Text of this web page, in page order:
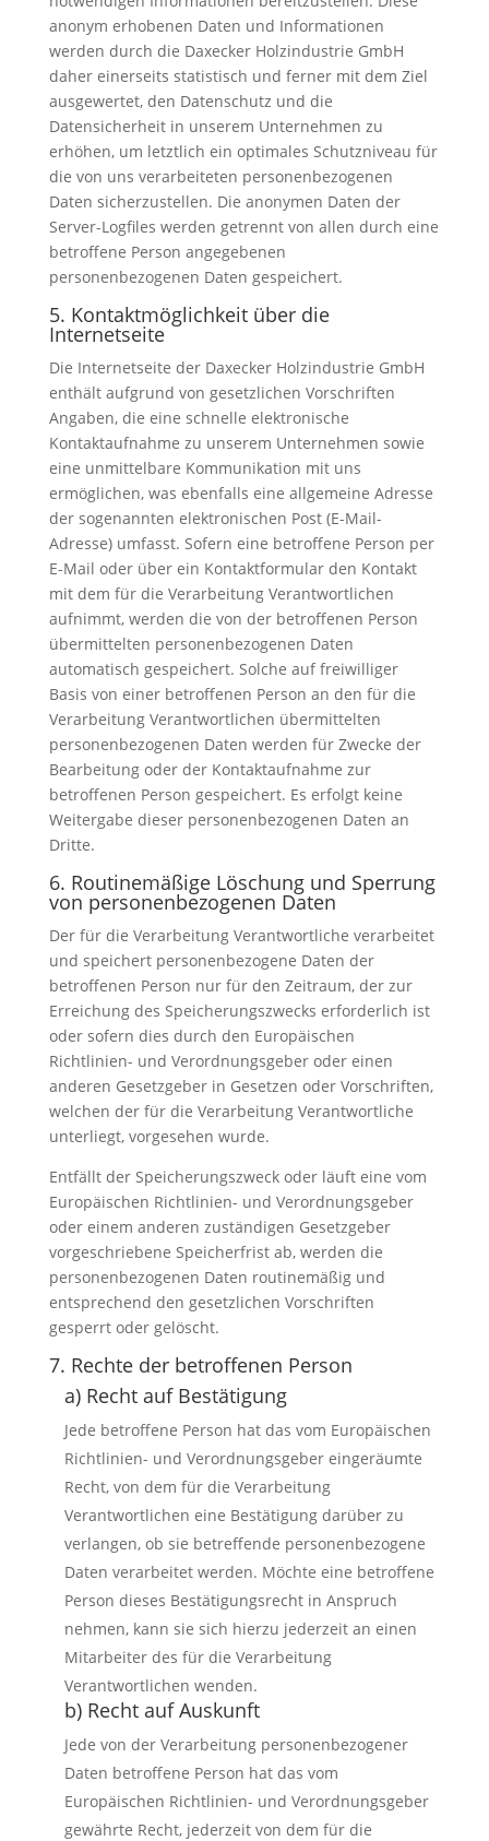
anonym erhobenen Daten und Informationen
werden durch die Daxecker Holzindustrie GmbH
daher einerseits statistisch und ferner mit dem Ziel
ausgewertet, den Datenschutz und die
Datensicherheit in unserem Unternehmen zu
erhöhen, um letztlich ein optimales Schutzniveau für
die von uns verarbeiteten personenbezogenen
Daten sicherzustellen. Die anonymen Daten der
Server-Logfiles werden getrennt von allen durch eine
betroffene Person angegebenen
personenbezogenen Daten gespeichert.
5. Kontaktmöglichkeit über die
Internetseite
Die Internetseite der Daxecker Holzindustrie GmbH
enthält aufgrund von gesetzlichen Vorschriften
Angaben, die eine schnelle elektronische
Kontaktaufnahme zu unserem Unternehmen sowie
eine unmittelbare Kommunikation mit uns
ermöglichen, was ebenfalls eine allgemeine Adresse
der sogenannten elektronischen Post (E-Mail-
Adresse) umfasst. Sofern eine betroffene Person per
E-Mail oder über ein Kontaktformular den Kontakt
mit dem für die Verarbeitung Verantwortlichen
aufnimmt, werden die von der betroffenen Person
übermittelten personenbezogenen Daten
automatisch gespeichert. Solche auf freiwilliger
Basis von einer betroffenen Person an den für die
Verarbeitung Verantwortlichen übermittelten
personenbezogenen Daten werden für Zwecke der
Bearbeitung oder der Kontaktaufnahme zur
betroffenen Person gespeichert. Es erfolgt keine
Weitergabe dieser personenbezogenen Daten an
Dritte.
6. Routinemäßige Löschung und Sperrung
von personenbezogenen Daten
Der für die Verarbeitung Verantwortliche verarbeitet
und speichert personenbezogene Daten der
betroffenen Person nur für den Zeitraum, der zur
Erreichung des Speicherungszwecks erforderlich ist
oder sofern dies durch den Europäischen
Richtlinien- und Verordnungsgeber oder einen
anderen Gesetzgeber in Gesetzen oder Vorschriften,
welchen der für die Verarbeitung Verantwortliche
unterliegt, vorgesehen wurde.
Entfällt der Speicherungszweck oder läuft eine vom
Europäischen Richtlinien- und Verordnungsgeber
oder einem anderen zuständigen Gesetzgeber
vorgeschriebene Speicherfrist ab, werden die
personenbezogenen Daten routinemäßig und
entsprechend den gesetzlichen Vorschriften
gesperrt oder gelöscht.
7. Rechte der betroffenen Person
a) Recht auf Bestätigung
Jede betroffene Person hat das vom Europäischen
Richtlinien- und Verordnungsgeber eingeräumte
Recht, von dem für die Verarbeitung
Verantwortlichen eine Bestätigung darüber zu
verlangen, ob sie betreffende personenbezogene
Daten verarbeitet werden. Möchte eine betroffene
Person dieses Bestätigungsrecht in Anspruch
nehmen, kann sie sich hierzu jederzeit an einen
Mitarbeiter des für die Verarbeitung
Verantwortlichen wenden.
b) Recht auf Auskunft
Jede von der Verarbeitung personenbezogener
Daten betroffene Person hat das vom
Europäischen Richtlinien- und Verordnungsgeber
gewährte Recht, jederzeit von dem für die